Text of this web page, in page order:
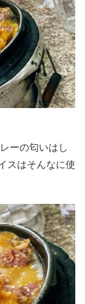
ーの匂いはし
スはそんなに使